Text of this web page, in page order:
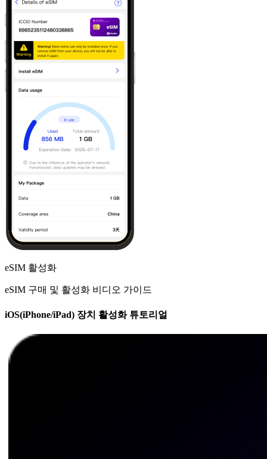
eSIM 활성화
eSIM 구매 및 활성화 비디오 가이드
iOS(iPhone/iPad) 장치 활성화 튜토리얼